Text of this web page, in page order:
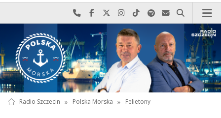
Najlepiej po prostu do nas zadzwoń
Odwiedź nas na Facebook-u
Odwiedź nas na X
Odwiedź nas na Instagram-ie
Odwiedź nas na TikTok-u
Szukaj nas na Spotify
Wyślij do nas
Szukaj
Radio Szczecin » Polska Morska » Felietony